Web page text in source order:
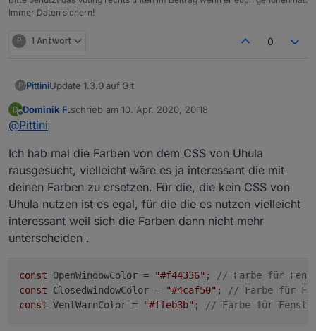
Immer Daten sichern!
P 1 Antwort 0
P PittiniUpdate 1.3.0 auf Git
9.4.20 (V 1.3.0)
Meldungen nun als ä, ü, ö ausgegeben.
Change: offen/geschlossen Zeiten werden nicht
mehr als Zeitstempel angezeigt sondern die
jeweilige Dauer berechnet und minütlich aktualisiert.
Add: Pro Raum konfigurierbare
Lüftungsempfehlung integriert. Bei Skriptneustarts
berücksichtigt.
Fix: Ignorieren von geöffneten Fenstern bei
Skriptstart behoben, wenn diese in einem Raum mit
mehreren/zweiflügeligen Fenstern waren und das
geöffnete Fenster in der Aufzählung vor dem
Offline
Dominik F.schrieb am 10. Apr. 2020, 20:18
zuletzt editiert von
@Pittini
Ich hab mal die Farben von dem CSS von Uhula
rausgesucht, vielleicht wäre es ja interessant die mit
deinen Farben zu ersetzen. Für die, die kein CSS von
Uhula nutzen ist es egal, für die die es nutzen vielleicht
interessant weil sich die Farben dann nicht mehr
unterscheiden .
const OpenWindowColor = "#f44336" ;
// Farbe für
const ClosedWindowColor = "#4caf50" ;
// Farbe für
const VentWarnColor = "#ffeb3b" ; // Farbe für